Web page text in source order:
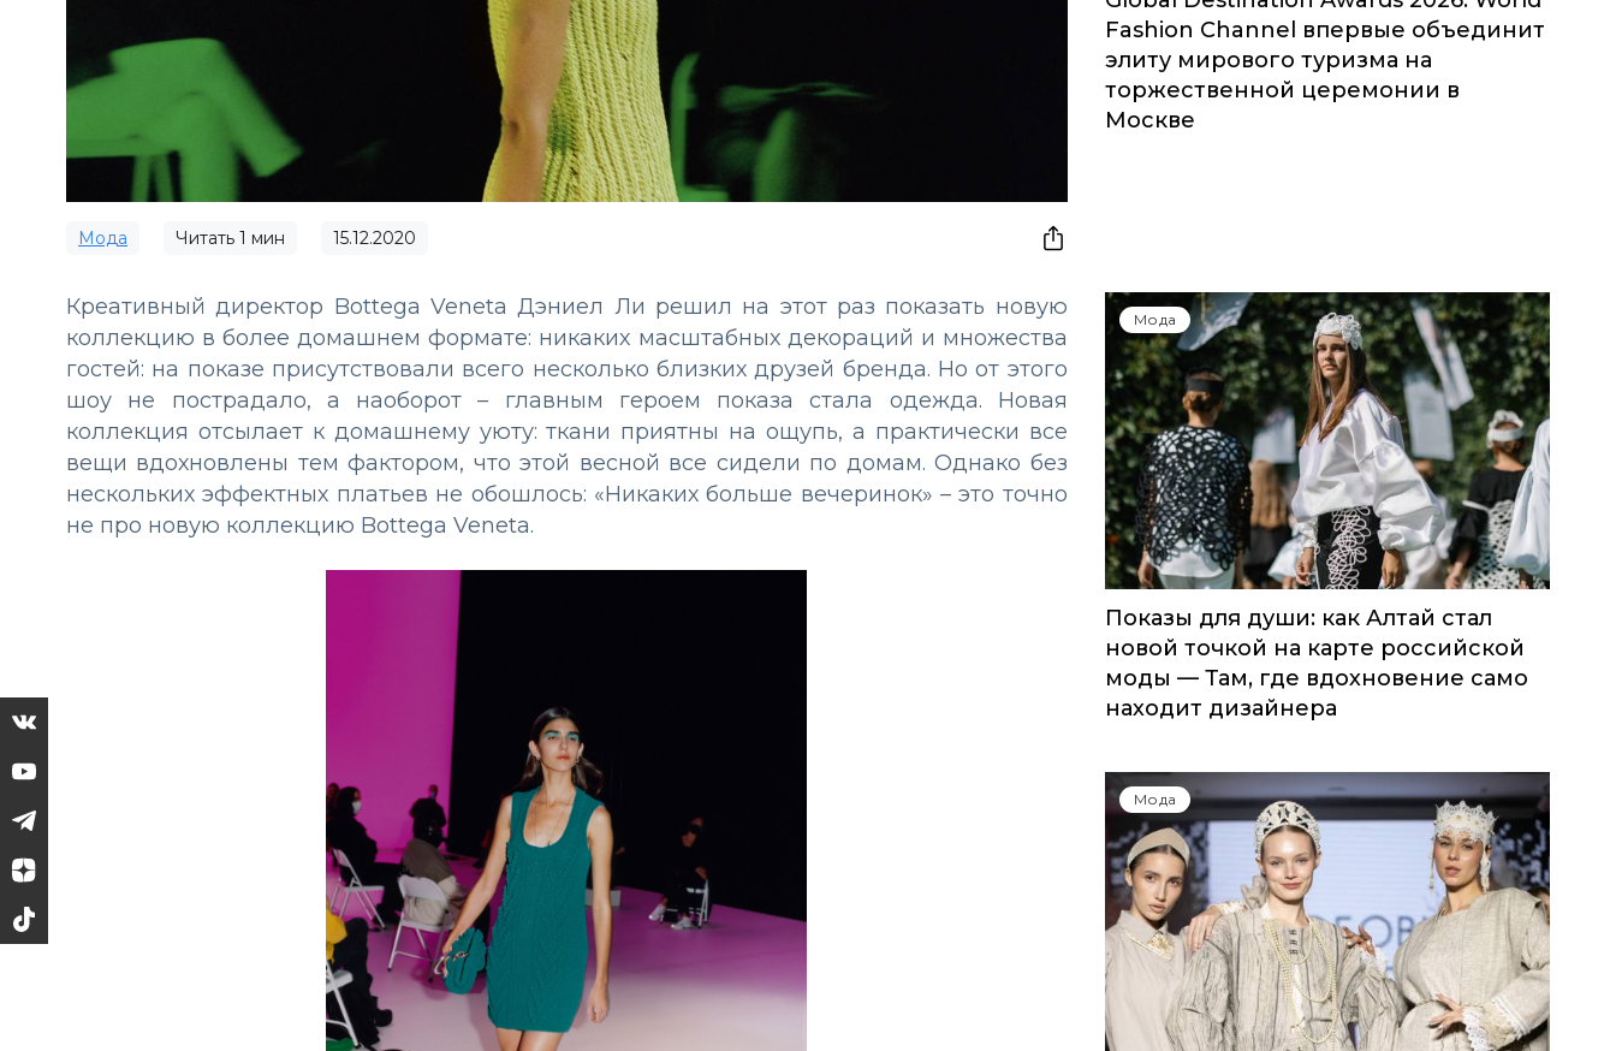
Мода Читать 1 мин 15.12.2020
Креативный директор Bottega Veneta Дэниел Ли решил на этот раз показать новую
коллекцию в более домашнем формате: никаких масштабных декораций и множества
гостей: на показе присутствовали всего несколько близких друзей бренда. Но от этого
шоу не пострадало, а наоборот– главным героем показа стала одежда. Новая
коллекция отсылает к домашнему уюту: ткани приятны на ощупь, а практически все
вещи вдохновлены тем фактором, что этой весной все сидели по домам. Однако без
нескольких эффектных платьев не обошлось: «Никаких больше вечеринок» – это точно
не про новую коллекцию Bottega Veneta.
Fashion Channel впервые объединит
элиту мирового туризма на
торжественной церемонии в
Москве
Мода
Показы для души: как Алтай стал
новой точкой на карте российской
моды — Там, где вдохновение само
находит дизайнера
Мода